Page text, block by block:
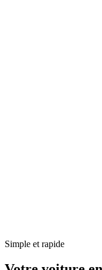
Simple et rapide